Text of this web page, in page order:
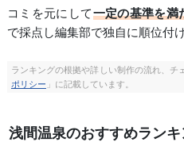
コミを元にして一定の基準を満
で採点し編集部で独自に順位付
ランキングの根拠や詳しい制作の流れ、チ
ポリシー 」に記載しています。
浅間温泉のおすすめランキ